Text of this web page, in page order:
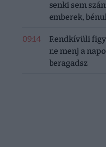
senki sem
emberek,
09:14
Rendkívüli
ne menj a
beragadsz